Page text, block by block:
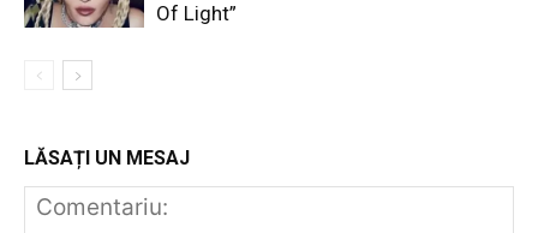
Of Light”
LĂSAȚI UN MESAJ